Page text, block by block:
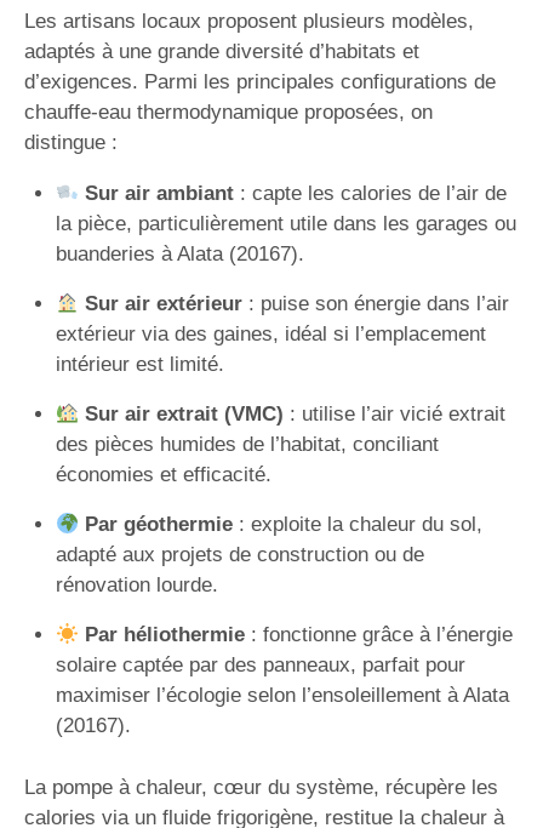
Les artisans locaux proposent plusieurs modèles,
adaptés à une grande diversité d’habitats et
d’exigences. Parmi les principales configurations de
chauffe-eau thermodynamique proposées, on
distingue :
Sur air ambiant: capte les calories de l’air de
la pièce, particulièrement utile dans les garages ou
buanderies à Alata (20167).
Sur air extérieur: puise son énergie dans l’air
extérieur via des gaines, idéal si l’emplacement
intérieur est limité.
Sur air extrait (VMC) : utilise l’air vicié extrait
des pièces humides de l’habitat, conciliant
économies et efficacité.
Par géothermie: exploite la chaleur du sol,
adapté aux projets de construction ou de
rénovation lourde.
Par héliothermie: fonctionne grâce à l’énergie
solaire captée par des panneaux, parfait pour
maximiser l’écologie selon l’ensoleillement à Alata
(20167).
La pompe à chaleur, cœur du système, récupère les
calories via un fluide frigorigène, restitue la chaleur à